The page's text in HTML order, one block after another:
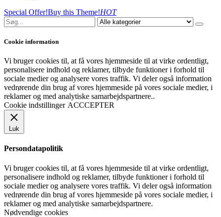
Special Offer!Buy this Theme!HOT
Cookie information
Vi bruger cookies til, at få vores hjemmeside til at virke ordentligt,
personalisere indhold og reklamer, tilbyde funktioner i forhold til
sociale medier og analysere vores traffik. Vi deler også information
vedrørende din brug af vores hjemmeside på vores sociale medier, i
reklamer og med analytiske samarbejdspartnere..
Cookie indstillinger ACCCEPTER
Luk
Persondatapolitik
Vi bruger cookies til, at få vores hjemmeside til at virke ordentligt,
personalisere indhold og reklamer, tilbyde funktioner i forhold til
sociale medier og analysere vores traffik. Vi deler også information
vedrørende din brug af vores hjemmeside på vores sociale medier, i
reklamer og med analytiske samarbejdspartnere.
Nødvendige cookies